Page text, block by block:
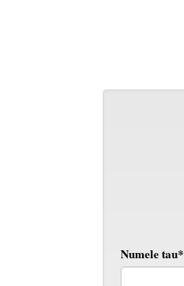
Numele tau*